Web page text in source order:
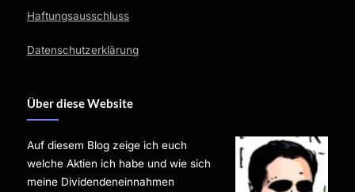
Haftungsausschluss
Datenschutzerklärung
Über diese Website
Auf diesem Blog zeige ich euch
welche Aktien ich habe und wie sich
meine Dividendeneinnahmen